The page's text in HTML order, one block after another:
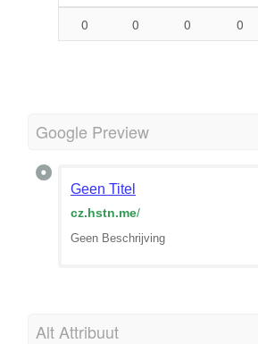
0
0 0 0
Google Preview
Geen Titel
cz.hstn.me/
Geen Beschrijving
Alt Attribuut